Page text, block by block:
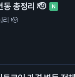
총정리 🫡 N
리 🫡